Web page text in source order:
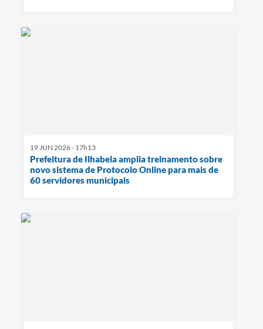
19 JUN 2026 - 17h13
Prefeitura de Ilhabela amplia treinamento sobre
novo sistema de Protocolo Online para mais de
60 servidores municipais